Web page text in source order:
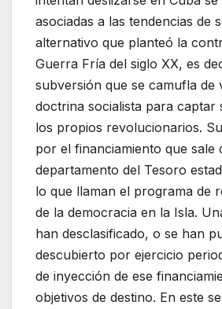
asociadas a las tendencias de
alternativo que planteó la
Guerra Fría del siglo XX, es
subversión que se camufla de
doctrina socialista para captar
los propios revolucionarios.
por el financiamiento que sale
departamento del Tesoro
lo que llaman el programa de
de la democracia en la Isla.
han desclasificado, o se han
descubierto por ejercicio
de inyección de ese
objetivos de destino. En este